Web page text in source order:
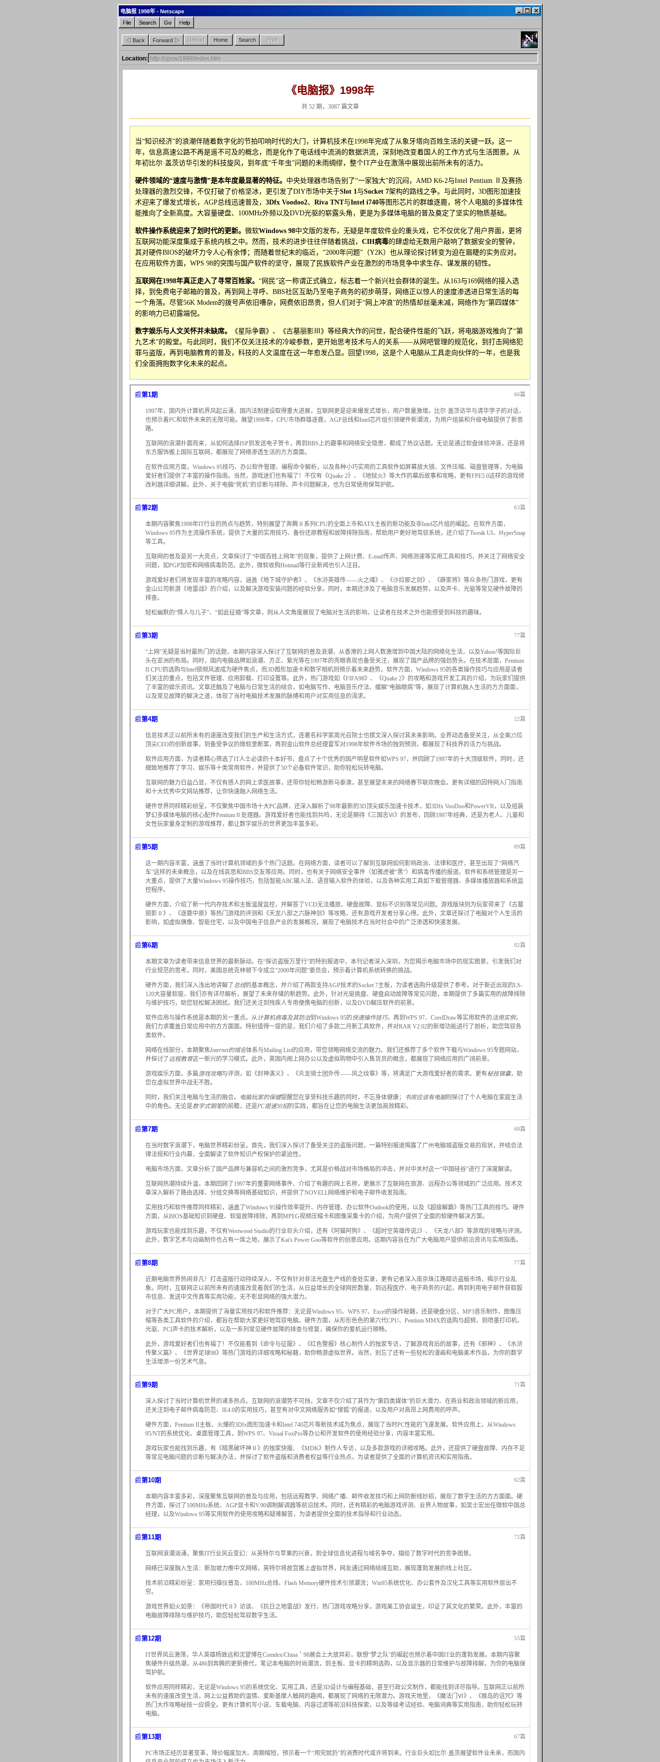
电脑报 1998年 - Netscape
File
Search Go Help
◁ Back Forward ▷ Reload Home Search Print
Location:
《电脑报》1998年
共 52 期，3087 篇文章
当“知识经济”的浪潮伴随着数字化的节拍叩响时代的大门，计算机技术在1998年完成了从象牙塔向百姓生活的关键一跃。这一
年，信息高速公路不再是遥不可及的概念，而是化作了电话线中流淌的数据洪流，深刻地改变着国人的工作方式与生活图景。从
年初比尔·盖茨访华引发的科技旋风，到年底“千年虫”问题的未雨绸缪，整个IT产业在激荡中展现出前所未有的活力。
硬件领域的“速度与激情”是本年度最显著的特征。 中央处理器市场告别了“一家独大”的沉闷，AMD K6-2与Intel Pentium Ⅱ及赛扬
处理器的激烈交锋，不仅打破了价格坚冰，更引发了DIY市场中关于Slot 1与Socket 7架构的路线之争。与此同时，3D图形加速技
术迎来了爆发式增长，AGP总线迅速普及， 3Dfx Voodoo2、 Riva TNT与Intel i740等图形芯片的群雄逐鹿，将个人电脑的多媒体性
能推向了全新高度。大容量硬盘、100MHz外频以及DVD光驱的崭露头角，更是为多媒体电脑的普及奠定了坚实的物质基础。
软件操作系统迎来了划时代的更新。 微软Windows 98中文版的发布，无疑是年度软件业的重头戏，它不仅优化了用户界面，更将
互联网功能深度集成于系统内核之中。然而，技术的进步往往伴随着挑战， CIH病毒的肆虐给无数用户敲响了数据安全的警钟，
其对硬件BIOS的破坏力令人心有余悸；而随着世纪末的临近，“2000年问题”（Y2K）也从理论探讨转变为迫在眉睫的实务应对。
在应用软件方面，WPS 98的突围与国产软件的坚守，展现了民族软件产业在激烈的市场竞争中求生存、谋发展的韧性。
互联网在1998年真正走入了寻常百姓家。 “网民”这一称谓正式确立，标志着一个新兴社会群体的诞生。从163与169网络的接入选
择，到免费电子邮箱的普及，再到网上寻呼、BBS社区互助乃至电子商务的初步萌芽，网络正以惊人的速度渗透进日常生活的每
一个角落。尽管56K Modem的拨号声依旧嘈杂，网费依旧昂贵，但人们对于“网上冲浪”的热情却丝毫未减，网络作为“第四媒体”
的影响力已初露端倪。
数字娱乐与人文关怀并未缺席。
《星际争霸》、《古墓丽影Ⅲ》等经典大作的问世，配合硬件性能的飞跃，将电脑游戏推向了“第
九艺术”的殿堂。与此同时，我们不仅关注技术的冷峻参数，更开始思考技术与人的关系——从网吧管理的规范化，到打击网络犯
罪与盗版，再到电脑教育的普及，科技的人文温度在这一年愈发凸显。回望1998，这是个人电脑从工具走向伙伴的一年，也是我
们全面拥抱数字化未来的起点。
📰第1期 66篇
1997年，国内外计算机界风起云涌，国内法制建设取得重大进展，互联网更是迎来爆发式增长，用户数量激增。比尔·盖茨访华与清华学子的对话，
也预示着PC和软件未来的无限可能。展望1998年，CPU市场群雄逐鹿，AGP总线和Intel芯片组引领硬件新潮流，为用户组装和升级电脑提供了新思
路。
互联网的浪潮扑面而来，从如何选择ISP到发送电子贺卡，再到BBS上的趣事和网络安全隐患，都成了热议话题。无论是通过软盘体验冲浪，还是将
东方服饰搬上国际互联网，都展现了网络渗透生活的方方面面。
在软件应用方面，Windows 95技巧、办公软件管理、编程命令解析，以及各种小巧实用的工具软件如屏幕放大镜、文件压缩、磁盘管理等，为电脑
爱好者们提供了丰富的操作指南。当然，游戏迷们也有福了！不仅有《Quake 2》、《地狱火》等大作的幕后故事和攻略，更有FPE5.0这样的游戏修
改利器详细讲解。此外，关于电脑“死机”的诊断与排除、声卡问题解决，也为日常使用保驾护航。
📰第2期 63篇
本期内容聚焦1998年IT行业的热点与趋势，特别展望了奔腾Ⅱ系列CPU的全面上市和ATX主板的新功能及非Intel芯片组的崛起。在软件方面，
Windows 95作为主流操作系统，提供了大量的实用技巧、备份还原教程和故障排除指南，帮助用户更好地驾驭系统，还介绍了Tweak UI、HyperSnap
等工具。
互联网的普及是另一大亮点，文章探讨了“中国百姓上网年”的现象，提供了上网计费、E-mail传声、网络测速等实用工具和技巧，并关注了网络安全
问题，如PGP加密和网络病毒防范。此外，微软收购Hotmail等行业新闻也引人注目。
游戏爱好者们将发现丰富的攻略内容，涵盖《地下城守护者》、《水浒英雄传——火之魂》、《沙拉那之剑》、《薛家将》等众多热门游戏，更有
金山公司新游《地雷战》的介绍，以及解决游戏安装问题的经验分享。同时，本期还涉及了电脑音乐发展趋势，以及声卡、光驱等常见硬件故障的
排查。
轻松幽默的“情人与儿子”、“如此征婚”等文章，则从人文角度展现了电脑对生活的影响，让读者在技术之外也能感受到科技的趣味。
📰第3期 77篇
“上网”无疑是当时最热门的话题，本期内容深入探讨了互联网的普及浪潮，从香港的上网人数激增到中国大陆的网络化生活，以及Yahoo!等国际巨
头在亚洲的布局。同时，国内电脑品牌如浪潮、方正、紫光等在1997年的亮眼表现也备受关注，展现了国产品牌的强劲势头。在技术层面，Pentium
II CPU的选购与Intel锁频风波成为硬件焦点，而3D图形加速卡和数字相机则预示着未来趋势。软件方面，Windows 95的各类操作技巧与应用是读者
们关注的重点，包括文件管理、应用卸载、打印设置等。此外，热门游戏如《FIFA98》、《Quake 2》的攻略和游戏开发工具的介绍，为玩家们提供
了丰富的娱乐资讯。文章还触及了电脑与日常生活的结合，如电脑写作、电脑音乐疗法、缓解“电脑眼病”等，展现了计算机融入生活的方方面面，
以及常见故障的解决之道，体现了当时电脑技术发展的脉搏和用户对实用信息的渴求。
📰第4期 22篇
信息技术正以前所未有的速度改变我们的生产和生活方式，连著名科学家周光召院士也撰文深入探讨其未来影响。业界动态备受关注，从全美25位
顶尖CEO的创新故事，到备受争议的微软垄断案，再到金山软件总经理雷军对1998年软件市场的独到预测，都展现了科技界的活力与挑战。
软件应用方面，为读者精心筛选了IT人士必读的十本好书，盘点了十个优秀的国产明星软件如WPS 97，并回顾了1997年的十大顶级软件。同时，还
细致地推荐了学习、娱乐等十类常用软件，并提供了50个必备软件常识，助你轻松玩转电脑。
互联网的魅力日益凸显，不仅有感人的网上求医故事，还带你轻松畅游新马泰澳，甚至展望未来的网络春节联欢晚会。更有详细的因特网入门指南
和十大优秀中文网站推荐，让你快速融入网络生活。
硬件世界同样精彩纷呈，不仅聚焦中国市场十大PC品牌，还深入解析了98年最新的3D顶尖娱乐加速卡技术，如3Dfx VooDoo和PowerVR，以及组装
梦幻多媒体电脑的核心配件PentiumⅡ处理器。游戏爱好者也能找到共鸣，无论是期待《三国志Ⅵ》的发布，回顾1997年经典，还是为老人、儿童和
女性玩家量身定制的游戏推荐，都让数字娱乐的世界更加丰富多彩。
📰第5期 89篇
这一期内容丰富，涵盖了当时计算机领域的多个热门话题。在网络方面，读者可以了解到互联网如何影响政治、法律和医疗，甚至出现了“网络汽
车”这样的未来概念，以及在线哀思和BBS交友等应用。同时，也有关于网络安全事件（如雅虎被“黑”）和病毒传播的报道。软件和系统管理是另一
大重点，提供了大量Windows 95操作技巧，包括智能ABC输入法、语音输入软件的体验，以及各种实用工具如下载管理器、多媒体播放器和系统监
控程序。
硬件方面，介绍了新一代内存技术和主板温度监控，并解答了VCD无法播放、硬盘故障、鼠标不识别等常见问题。游戏版块则为玩家带来了《古墓
丽影Ⅱ》、《逐鹿中原》等热门游戏的评测和《天龙八部之六脉神剑》等攻略，还有游戏开发者分享心得。此外，文章还探讨了电脑对个人生活的
影响，如虚拟偶像、智能住宅，以及中国电子信息产业的发展概况，展现了电脑技术在当时社会中的广泛渗透和快速发展。
📰第6期 82篇
本期文章为读者带来信息世界的最新脉动。在“探访盗版万里行”的特别报道中，本刊记者深入深圳，为您揭示电脑市场中的现实图景，引发我们对
行业规范的思考。同时，美国总统克林顿下令成立“2000年问题”委员会，预示着计算机系统转换的挑战。
硬件方面，我们深入浅出地讲解了总线的基本概念，并介绍了两款支持AGP技术的Socket 7主板，为读者选购升级提供了参考。对于新近出现的LS-
120大容量软驱，我们亦有详尽解析，展望了未来存储的新趋势。此外，针对光驱挑盘、硬盘启动故障等常见问题，本期提供了多篇实用的故障排除
与维护技巧，助您轻松解决困扰。我们还关注到残疾人专用便携电脑的创新，以及DVD解压软件的前景。
软件应用与操作系统是本期的另一重点。从计算机病毒及其防治到Windows 95的快速操作技巧，再到WPS 97、CorelDraw等实用软件的活用实例，
我们力求覆盖日常应用中的方方面面。特别值得一提的是，我们介绍了多款二月新工具软件，并对RAR V2.02的新增功能进行了剖析，助您驾驭各
类软件。
网络在线部分，本期聚焦Internet的域名体系与Mailing List的应用，带您领略网络交流的魅力。我们还推荐了多个软件下载与Windows 95专题网站，
并探讨了 远程教育这一新兴的学习模式。此外，英国内阁上网办公以及虚拟购物中引入售货员的概念，都展现了网络应用的广阔前景。
游戏娱乐方面，多篇游戏攻略与评测，如《封神演义》、《炎龙骑士团外传——风之纹章》等，将满足广大游戏爱好者的需求。更有秘技锦囊，助
您在虚拟世界中战无不胜。
同时，我们关注电脑与生活的融合。 电脑玩家的保健提醒您在享受科技乐趣的同时，不忘身体健康； 书房应该有电脑则探讨了个人电脑在家庭生活
中的角色。无论是数字式钢笔的前瞻，还是PC提速30招的实践，都旨在让您的电脑生活更加高效精彩。
📰第7期 68篇
在当时数字浪潮下，电脑世界精彩纷呈。首先，我们深入探讨了备受关注的盗版问题，一篇特别报道揭露了广州电脑城盗版交易的现状，并结合法
律法规和行业内幕，全面解读了软件知识产权保护的紧迫性。
电脑市场方面，文章分析了国产品牌与兼容机之间的激烈竞争，尤其是价格战对市场格局的冲击，并对中关村这一“中国硅谷”进行了深度解读。
互联网热潮持续升温，本期回顾了1997年的重要网络事件、介绍了有趣的网上名称，更展示了互联网在旅游、远程办公等领域的广泛应用。技术文
章深入解析了路由选择、分组交换等网络基础知识，并提供了NOVELL网络维护和电子邮件收发指南。
实用技巧和软件推荐同样精彩，涵盖了Windows 95操作效率提升、内存管理、办公软件Outlook的使用，以及《超级解霸》等热门工具的技巧。硬件
方面，从BIOS基础知识到硬盘、软驱故障排除，再到MPEG视频压缩卡和图像采集卡的介绍，为用户提供了全面的软硬件解决方案。
游戏玩家也能找到乐趣，不仅有Westwood Studio的行业巨头介绍，还有《阿猫阿狗》、《超时空英雄传说2》、《天龙八部》等游戏的攻略与评测。
此外，数字艺术与动画制作也占有一席之地，展示了Kai's Power Goo等软件的创意应用。这期内容旨在为广大电脑用户提供前沿资讯与实用指南。
📰第8期 77篇
近期电脑世界热闹非凡！打击盗版行动持续深入，不仅有针对非法光盘生产线的查处实录，更有记者深入南京珠江路暗访盗版市场，揭示行业乱
象。同时，互联网正以前所未有的速度改变着我们的生活，从日益增长的全球网民数量，到远程医疗、电子商务的兴起，再到利用电子邮件获取股
市信息、发送中文传真等实用功能，无不彰显网络的强大潜力。
对于广大PC用户，本期提供了海量实用技巧和软件推荐：无论是Windows 95、WPS 97、Excel的操作秘籍，还是硬盘分区、MP3音乐制作、图像压
缩等各类工具软件的介绍，都旨在帮助大家更好地驾驭电脑。硬件方面，从形形色色的第六代CPU、Pentium MMX的选购与超频，到喷墨打印机、
光驱、PCI声卡的技术解析，以及一系列常见硬件故障的排查与修复，确保你的爱机运行顺畅。
此外，游戏爱好者们也有福了！不仅能看到《命令与征服》、《红色警报》核心制作人的独家专访，了解游戏背后的故事，还有《邪神》、《水浒
传聚义篇》、《世界足球98》等热门游戏的详细攻略和秘籍，助你畅游虚拟世界。当然，别忘了还有一些轻松的漫画和电脑美术作品，为你的数字
生活增添一份艺术气息。
📰第9期 71篇
深入探讨了当时计算机世界的诸多热点。互联网的浪潮势不可挡，文章不仅介绍了其作为“第四类媒体”的巨大潜力、在商业和政治领域的新应用，
还关注到电子邮件病毒防范、IE4.0的实用技巧，甚至有对中文网络服务如“搜狐”的报道，以及用户对高昂上网费用的呼声。
硬件方面，Pentium II主板、火爆的3Dfx图形加速卡和Intel 740芯片等新技术成为焦点，展现了当时PC性能的飞速发展。软件应用上，从Windows
95/NT的系统优化、桌面管理工具，到WPS 97、Visual FoxPro等办公和开发软件的使用经验分享，内容丰富实用。
游戏玩家也能找到乐趣，有《暗黑破坏神Ⅱ》的独家快报、《MDK》制作人专访，以及多款游戏的详细攻略。此外，还提供了硬盘故障、内存不足
等常见电脑问题的诊断与解决办法，并探讨了软件盗版和消费者权益等行业热点，为读者提供了全面的计算机资讯和实用指南。
📰第10期 62篇
本期内容丰富多彩，深度聚焦互联网的普及与应用，包括远程教学、网络广播、邮件收发技巧和上网防断线妙招，展现了数字生活的方方面面。硬
件方面，探讨了100MHz系统、AGP显卡和V.90调制解调器等前沿技术。同时，还有精彩的电脑游戏评测、业界人物故事，如吴士宏出任微软中国总
经理，以及Windows 95等实用软件的使用攻略和疑难解答，为读者提供全面的技术指导和行业动态。
📰第11期 72篇
互联网浪潮汹涌，聚焦IT行业风云变幻：从英特尔与苹果的兴衰，到全球信息化进程与域名争夺，描绘了数字时代的竞争图景。
网络已深度融入生活：新加坡力推中文网络，英特尔将故宫搬上虚拟世界，网友通过网络结缘互助，展现蓬勃发展的线上社区。
技术前沿精彩纷呈：家用扫描仪普及，100MHz总线、Flash Memory硬件技术引领潮流；Win95系统优化、办公套件及汉化工具等实用软件层出不
穷。
游戏世界如火如荼：《帝国时代Ⅱ》访谈、《抗日之地雷战》发行，热门游戏攻略分享，游戏美工协会诞生，印证了其文化的繁荣。此外，丰富的
电脑故障排除与维护技巧，助您轻松驾驭数字生活。
📰第12期 55篇
IT世界风云激荡，华人英雄杨致远和沈望博在Comdex/China＇98展会上大放异彩，联想“梦之队”的崛起也预示着中国IT业的蓬勃发展。本期内容聚
焦硬件升级热潮，从486到奔腾的更新换代，笔记本电脑的时尚潮流，到主板、显卡的精明选购，以及显示器的日常维护与故障排解，为你的电脑保
驾护航。
软件应用同样精彩，无论是Windows 95的系统优化、实用工具，还是3D设计与编程基础，甚至行政公文制作，都能找到详尽指导。互联网正以前所
未有的速度改变生活，网上公益救助的温情、爱斯基摩人触网的趣闻，都展现了网络的无限潜力。游戏天地里，《魔法门Ⅵ》、《猴岛的诅咒》等
热门大作攻略秘技一应俱全。更有计算机写小说、车载电脑、内容过滤等前沿科技探索，以及等级考试经验、电脑词典等实用指南，助你轻松玩转
电脑。
📰第13期 67篇
PC市场正经历显著变革，降价幅度加大、周期缩短，预示着一个“用完就扔”的消费时代或许将到来。行业巨头如比尔·盖茨展望软件业未来，而国内